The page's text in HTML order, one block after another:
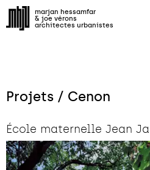
marjan hessamfar
& joe vérons
architectes urbanistes
Projets / Cenon
École maternelle Jean